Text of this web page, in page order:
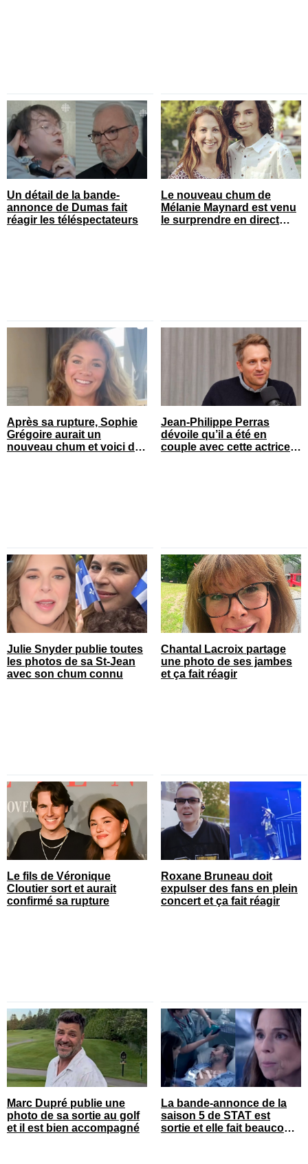
Un détail de la bande-
annonce de Dumas fait
réagir les téléspectateurs
Le nouveau chum de
Mélanie Maynard est venu
le surprendre en direct
Après sa rupture, Sophie
Grégoire aurait un
nouveau chum et voici de
Jean-Philippe Perras
dévoile qu’il a été en
couple avec cette actrice
Julie Snyder publie toutes
les photos de sa St-Jean
avec son chum connu
Chantal Lacroix partage
une photo de ses jambes
et ça fait réagir
Le fils de Véronique
Cloutier sort et aurait
confirmé sa rupture
Roxane Bruneau doit
expulser des fans en plein
concert et ça fait réagir
Marc Dupré publie une
photo de sa sortie au golf
et il est bien accompagné
La bande-annonce de la
saison 5 de STAT est
sortie et elle fait beaucoup